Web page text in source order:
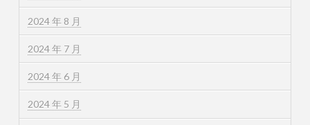
2024 年 8 月
2024 年 7 月
2024 年 6 月
2024 年 5 月